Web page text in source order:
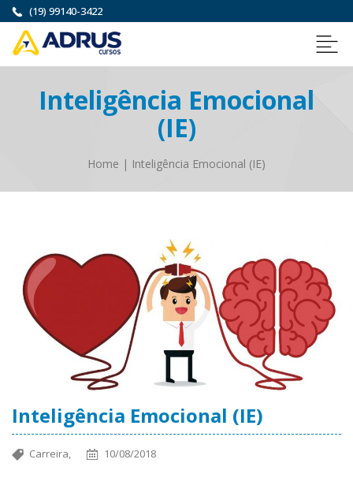
(19) 99140-3422
Inteligência Emocional
(IE)
Home | Inteligência Emocional (IE)
Inteligência Emocional (IE)
Carreira, 10/08/2018